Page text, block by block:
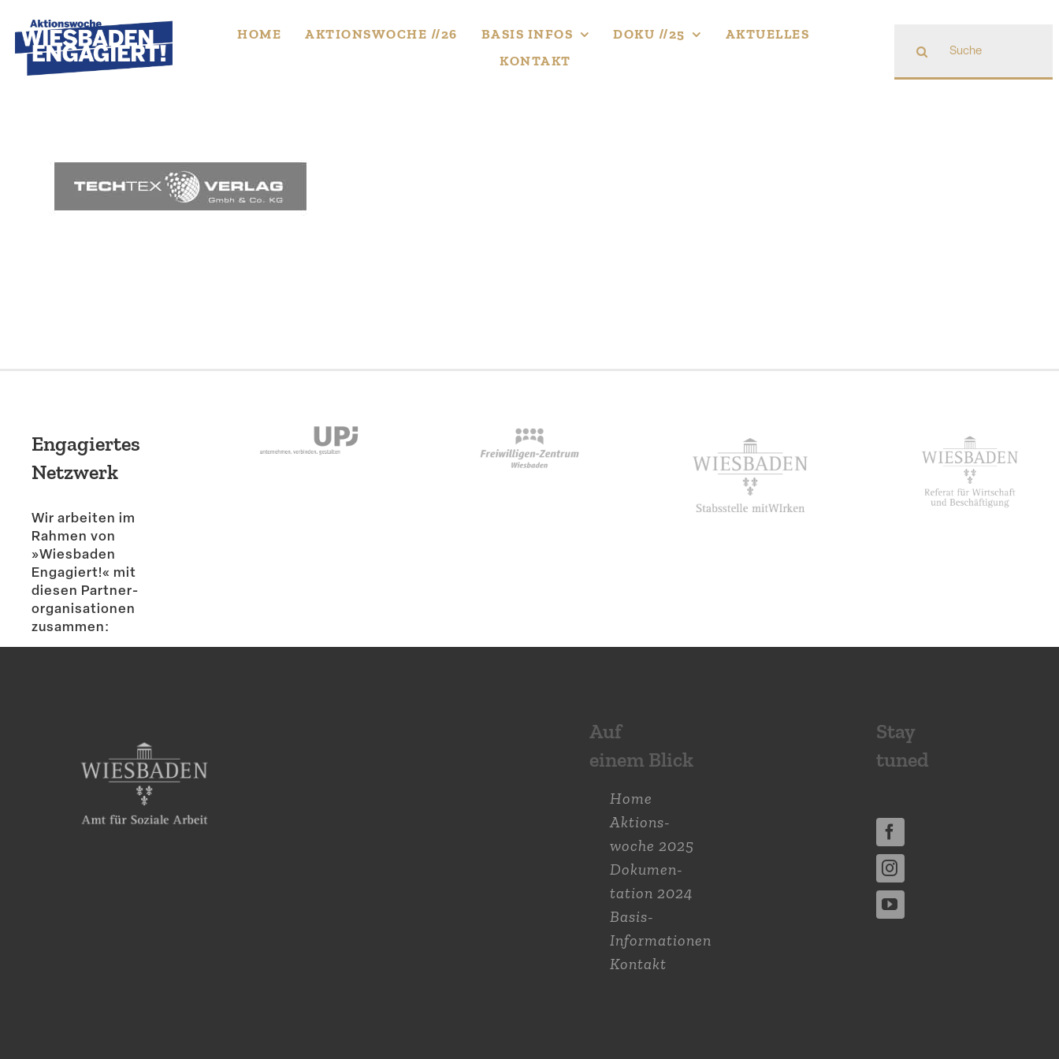
to
content
HOME AKTIONS­WOCHE //26 BASIS INFOS DOKU //25
AKTUELLES
KONTAKT
nach:
Engagiertes
Netzwerk
Wir arbeiten im
Rahmen von
»Wiesbaden
Engagiert!« mit
diesen Partner­
or­ga­ni­sa­tionen
zusammen:
Auf
einem Blick
Home
Aktions­
woche 2025
Dokumen­
tation 2024
Basis-
Informationen
Kontakt
Stay
tuned